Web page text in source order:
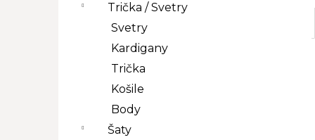
Trička / Svetry
Svetry
Kardigany
Trička
Košile
Body
Šaty